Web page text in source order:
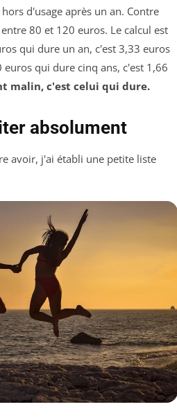
d'usage après un an. Contre
80 et 120 euros. Le calcul est
qui dure un an, c'est 3,33 euros
qui dure cinq ans, c'est 1,66
malin, c'est celui qui dure.
absolument
avoir, j'ai établi une petite liste